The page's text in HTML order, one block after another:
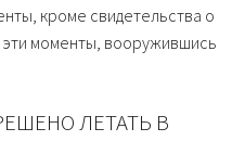
кроме свидетельства о
моменты, вооружившись
ЛЕТАТЬ В